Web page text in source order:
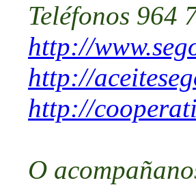
Teléfonos 964
http://
http://
http://
O